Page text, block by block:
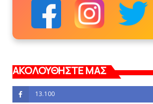
ΑΚΟΛΟΥΘΗΣΤΕ ΜΑΣ
13.100